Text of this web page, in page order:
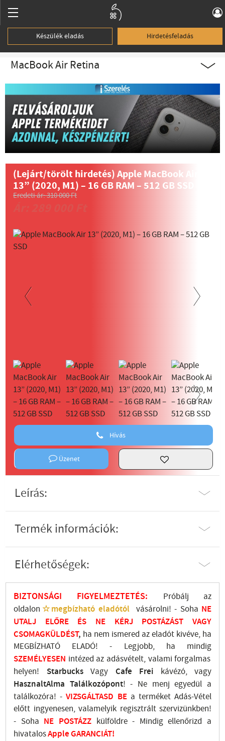
Készülék eladás Hirdetésfeladás
MacBook Air Retina
(Lejárt/törölt hirdetés)Apple MacBook Air
13” (2020, M1) – 16 GB RAM – 512 GB SSD
Eredeti ár: 310 000 Ft
Next
Hívás
Üzenet
Leírás:
Termék információk:
Elérhetőségek:
BIZTONSÁGI FIGYELMEZTETÉS:
Próbálj az
oldalon ☆megbízható eladótól vásárolni! - Soha NE
UTALJ ELŐRE ÉS NE KÉRJ POSTÁZÁST VAGY
CSOMAGKÜLDÉST, ha nem ismered az eladót kivéve, ha
MEGBÍZHATÓ ELADÓ! - Legjobb, ha mindig
SZEMÉLYESEN intézed az adásvételt, valami forgalmas
helyen! StarbucksVagy Cafe Frei kávézó, vagy
HasznaltAlma Találkozópont! - Ne menj egyedül a
találkozóra! - VIZSGÁLTASD BEa terméket Adás-Vétel
előtt ingyenesen, valamelyik regisztrált szervizünkben!
- Soha NE POSTÁZZ külföldre- Mindig ellenőrizd a
hivatalosApple GARANCIÁT!